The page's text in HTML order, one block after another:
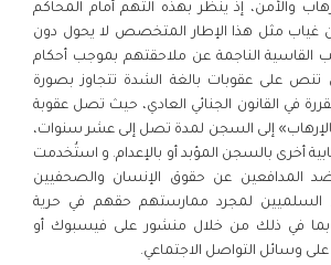
والأمن، إذ ينظر بهذه التهم أمام المحاكم
أن غياب مثل هذا الإطار المتخصص لا يحول دون
القاسية الناجمة عن ملاحقتهم بموجب أحكام
تنص على عقوبات بالغة الشدة تتجاوز بصورة
في القانون الجنائي العادي، حيث تصل عقوبة
إلى السجن لمدة تصل إلى عشر سنوات،
أخرى بالسجن المؤبد أو بالإعدام. و استُخدمت
ضد المدافعين عن حقوق الإنسان والصحفيين
السلميين لمجرد ممارستهم حقهم في حرية
بما في ذلك من خلال منشور على فيسبوك أو
وسائل التواصل الاجتماعي.